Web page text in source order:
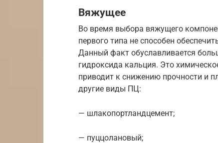
Вяжущее
Во время выбора вяжущего
первого типа не способен
Данный факт обуславливается
гидроксида кальция. Это
приводит к снижению прочности и
другие виды ПЦ:
— шлакопортландцемент;
— пуццолановый;